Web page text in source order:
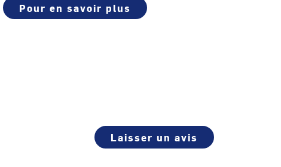
Pour en savoir plus
Laisser un avis